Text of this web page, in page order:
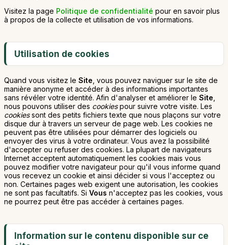
Visitez la page Politique de confidentialité pour en savoir plus
à propos de la collecte et utilisation de vos informations.
Utilisation de cookies
Quand vous visitez le Site , vous pouvez naviguer sur le site de
manière anonyme et accéder à des informations importantes
sans révéler votre identité. Afin d'analyser et améliorer le Site
nous pouvons utiliser des cookiespour suivre votre visite. Les
cookiessont des petits fichiers texte que nous plaçons sur votre
disque dur à travers un serveur de page web. Les cookies ne
peuvent pas être utilisées pour démarrer des logiciels ou
envoyer des virus à votre ordinateur. Vous avez la possibilité
d'accepter ou refuser des cookies. La plupart de navigateurs
Internet acceptent automatiquement les cookies mais vous
pouvez modifier votre navigateur pour qu'il vous informe quand
vous recevez un cookie et ainsi décider si vous l'acceptez ou
non. Certaines pages web exigent une autorisation, les cookies
ne sont pas facultatifs. Si Vous n'acceptez pas les cookies, vous
ne pourrez peut être pas accéder à certaines pages.
Information sur le contenu disponible sur ce